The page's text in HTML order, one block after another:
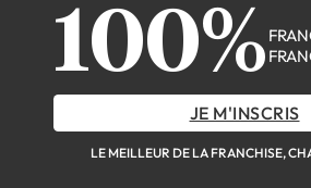
100%
JE M'INSCRIS
LE MEILLEUR DE LA FRANCHISE,